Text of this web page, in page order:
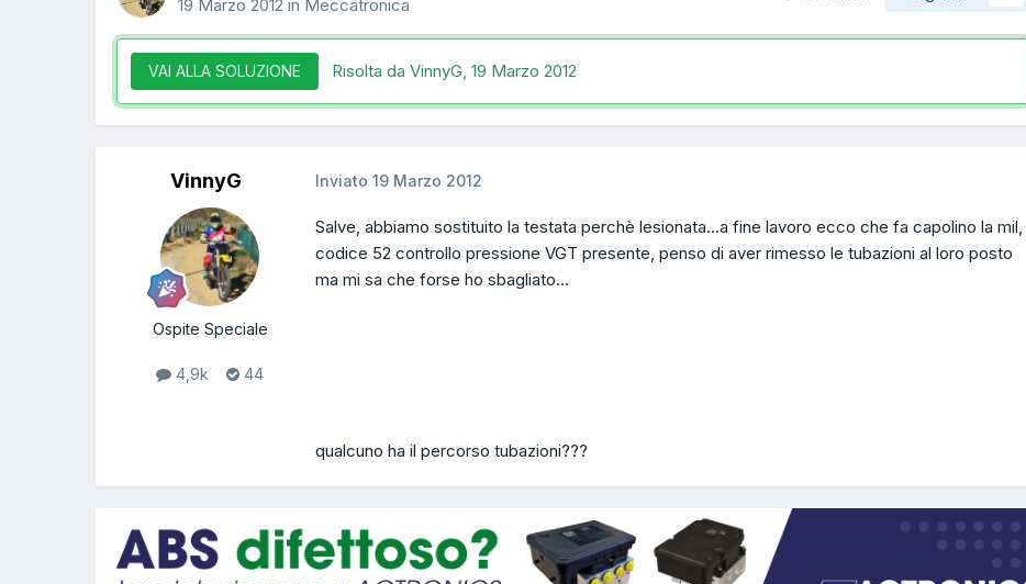
19 Marzo 2012 in Meccatronica
VAI ALLA SOLUZIONE Risolta da VinnyG, 19 Marzo 2012
VinnyG
Ospite Speciale
4,9k 44
Inviato 19 Marzo 2012
Salve, abbiamo sostituito la testata perchè lesionata...a fine lavoro ecco che fa capolino la mil,
codice 52 controllo pressione VGT presente, penso di aver rimesso le tubazioni al loro posto
ma mi sa che forse ho sbagliato...
qualcuno ha il percorso tubazioni???